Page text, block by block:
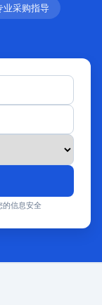
业采购指导
的信息安全